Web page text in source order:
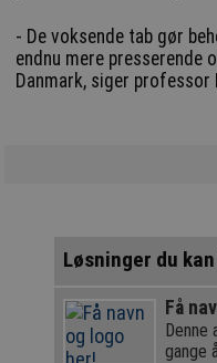
- De voksende tab gør
endnu mere presserende
Danmark, siger
Løsninger du
Få
Denne
gange